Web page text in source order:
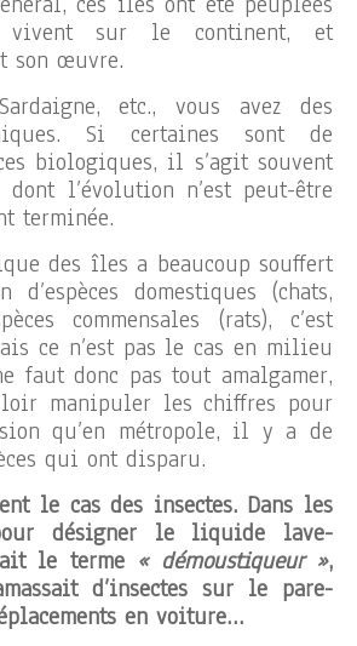
vivent sur le continent, et
son œuvre.
etc., vous avez des
Si certaines sont de
biologiques, il s’agit souvent
dont l’évolution n’est peut-être
terminée.
des îles a beaucoup souffert
d’espèces domestiques (chats,
commensales (rats), c’est
ce n’est pas le cas en milieu
faut donc pas tout amalgamer,
manipuler les chiffres pour
qu’en métropole, il y a de
qui ont disparu.
le cas des insectes. Dans les
désigner le liquide lave-
le terme « démoustiqueur »,
d’insectes sur le pare-
en voiture…